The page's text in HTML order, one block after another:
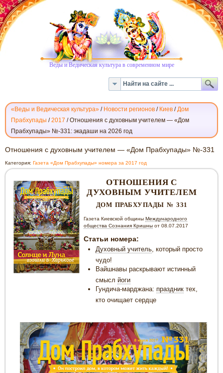
Веды и Ведическая культура в современном мире
«Веды и Ведическая культура» / Новости регионов / Киев /Дом
Прабхупады /2017 /Отношения с духовным учителем — «Дом
Прабхупады» №-331: экадаши на 2026 год
ОТНОШЕНИЯ
С
ДУХОВНЫМ
УЧИТЕЛЕМ
—
«ДОМ
ПРАБХУПАДЫ»
№-331
Отношения с духовным учителем — «Дом Прабхупады» №-331
Категория: Газета «Дом Прабхупады» номера за 2017 год
ОТНОШЕНИЯ С
ДУХОВНЫМ УЧИТЕЛЕМ
ДОМ ПРАБХУПАДЫ № 331
Газета Киевской общиныМеждународного
общества Сознания Кришны от 08.07.2017
Статьи номера:
Духовный учитель, который просто
чудо!
Вайшнавы раскрывают истинный
смысл йоги
Гундича-марджана: праздниктех,
кто очищает сердце